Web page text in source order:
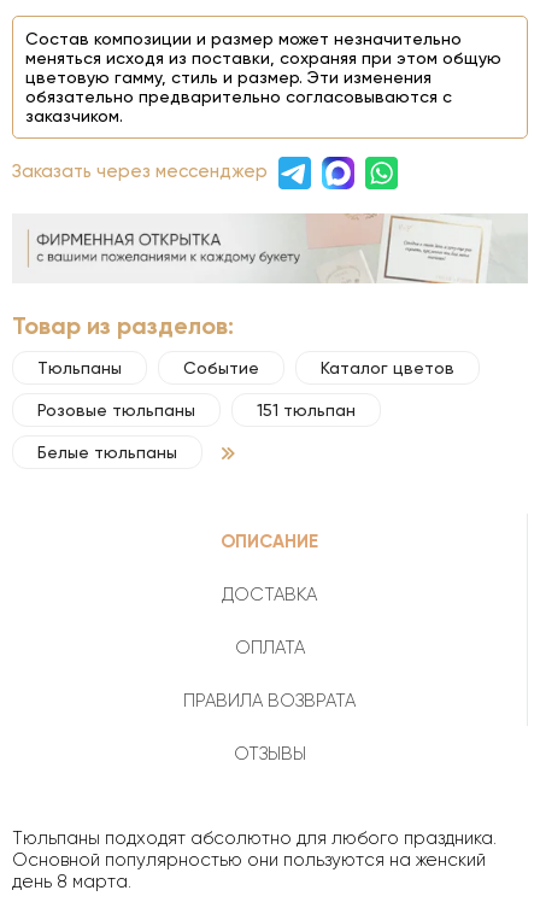
Состав композиции и размер может незначительно
меняться исходя из поставки, сохраняя при этом общую
цветовую гамму, стиль и размер. Эти изменения
обязательно предварительно согласовываются с
заказчиком.
Заказать через мессенджер
Товар из разделов:
Тюльпаны Событие Каталог цветов
Розовые тюльпаны 151 тюльпан
Белые тюльпаны
ОПИСАНИЕ
ДОСТАВКА
ОПЛАТА
ПРАВИЛА ВОЗВРАТА
ОТЗЫВЫ
Тюльпаны подходят абсолютно для любого праздника.
Основной популярностью они пользуются на женский
день 8 марта.